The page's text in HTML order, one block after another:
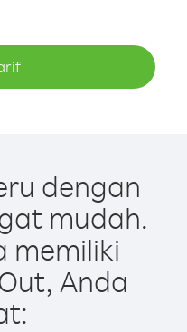
dengan
mudah.
memiliki
Anda